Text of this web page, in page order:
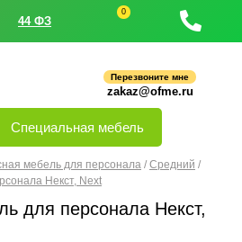
44 ФЗ
0
Перезвоните мне
zakaz@ofme.ru
Специальная мебель
мебель для персонала / Средний /
Некст, Next
для персонала Некст,